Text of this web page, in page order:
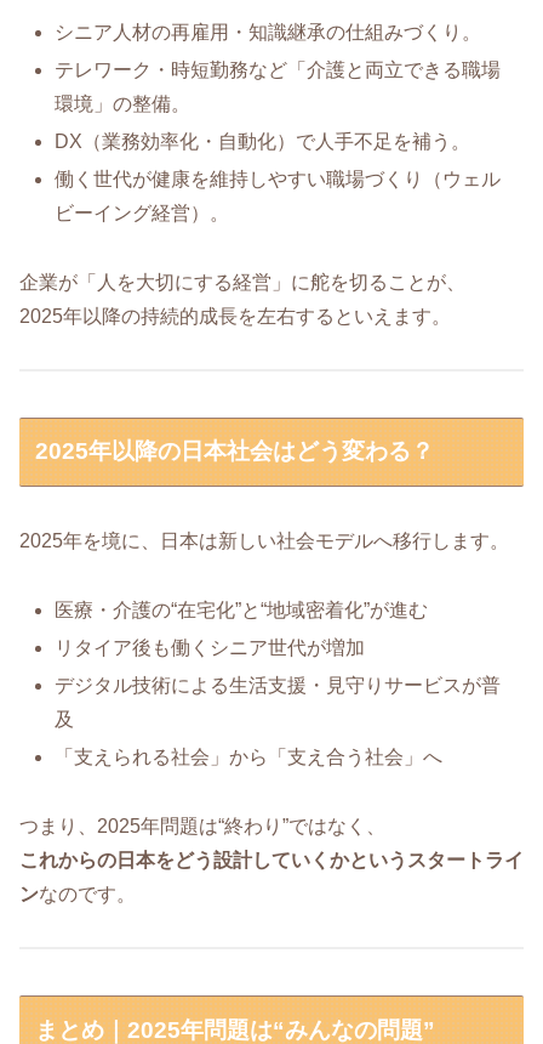
シニア人材の再雇用・知識継承の仕組みづくり。
テレワーク・時短勤務など「介護と両立できる職場
環境」の整備。
DX（業務効率化・自動化）で人手不足を補う。
働く世代が健康を維持しやすい職場づくり（ウェル
ビーイング経営）。
企業が「人を大切にする経営」に舵を切ることが、
2025年以降の持続的成長を左右するといえます。
2025年以降の日本社会はどう変わる？
2025年を境に、日本は新しい社会モデルへ移行します。
医療・介護の“在宅化”と“地域密着化”が進む
リタイア後も働くシニア世代が増加
デジタル技術による生活支援・見守りサービスが普
及
「支えられる社会」から「支え合う社会」へ
つまり、2025年問題は“終わり”ではなく、
これからの日本をどう設計していくかというスタートライ
ンなのです。
まとめ｜2025年問題は“みんなの問題”